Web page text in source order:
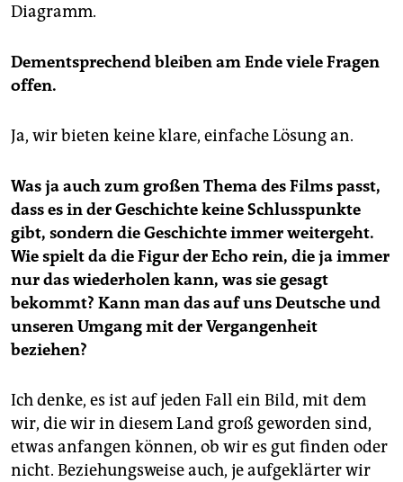
Diagramm.
Dementsprechend bleiben am Ende viele Fragen
offen.
Ja, wir bieten keine klare, einfache Lösung an.
Was ja auch zum großen Thema des Films passt,
dass es in der Geschichte keine Schlusspunkte
gibt, sondern die Geschichte immer weitergeht.
Wie spielt da die Figur der Echo rein, die ja immer
nur das wiederholen kann, was sie gesagt
bekommt? Kann man das auf uns Deutsche und
unseren Umgang mit der Vergangenheit
beziehen?
Ich denke, es ist auf jeden Fall ein Bild, mit dem
wir, die wir in diesem Land groß geworden sind,
etwas anfangen können, ob wir es gut finden oder
nicht. Beziehungsweise auch, je aufgeklärter wir